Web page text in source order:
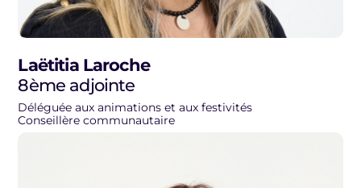
Laëtitia Laroche
8ème adjointe
Déléguée aux animations et aux festivités
Conseillère communautaire